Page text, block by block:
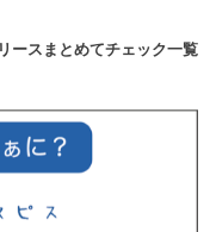
ースまとめてチェック一覧